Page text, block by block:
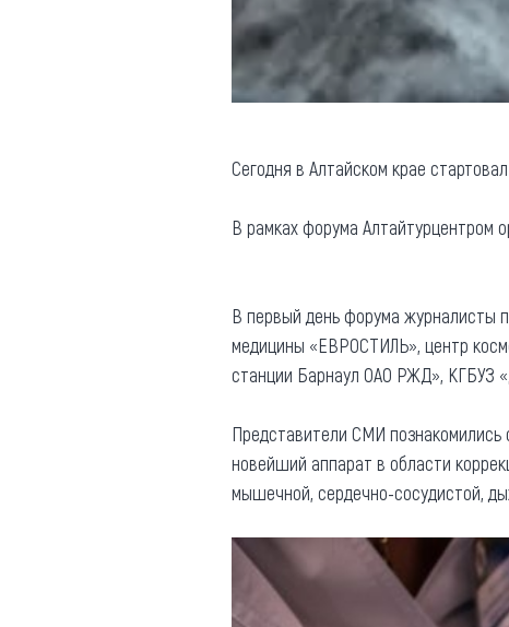
Сегодня в Алтайском крае стартовал
В рамках форума Алтайтурцентром
В первый день форума журналисты
медицины «ЕВРОСТИЛЬ», центр
станции Барнаул ОАО РЖД», КГБУЗ
Представители СМИ
новейший аппарат в области
мышечной, сердечно-сосудистой,